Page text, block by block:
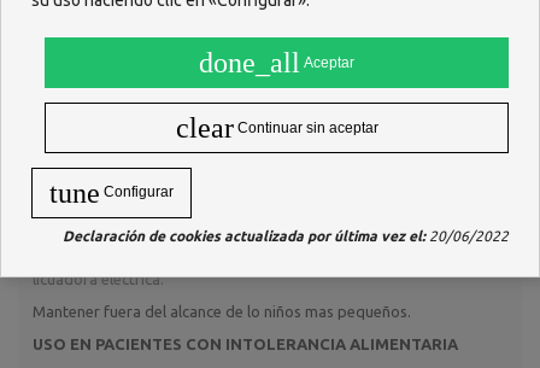
9 UFC, maltodextrina c.s.p. 260 mg.
templada (< 37ºC) o algún producto lácteo. Agitar bien antes de su
uso. Consumir en los 15 minutos siguientes a su disolución.
PRECAUCIONES Y ADVERTENCIAS
licuadora eléctrica.
Mantener fuera del alcance de lo niños mas pequeños.
USO EN PACIENTES CON INTOLERANCIA ALIMENTARIA
done_all Aceptar
clear Continuar sin aceptar
tune Configurar
Declaración de cookies actualizada por última vez el:20/06/2022